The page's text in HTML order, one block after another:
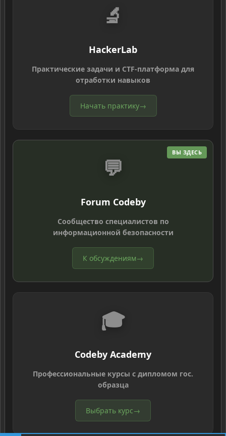
🔬
HackerLab
Практические задачи и CTF-платформа для
отработки навыков
Начать практику→
ВЫ ЗДЕСЬ
💬
Forum Codeby
Сообщество специалистов по
информационной безопасности
К обсуждениям→
🎓
Codeby Academy
Профессиональные курсы с дипломом гос.
образца
Выбрать курс→